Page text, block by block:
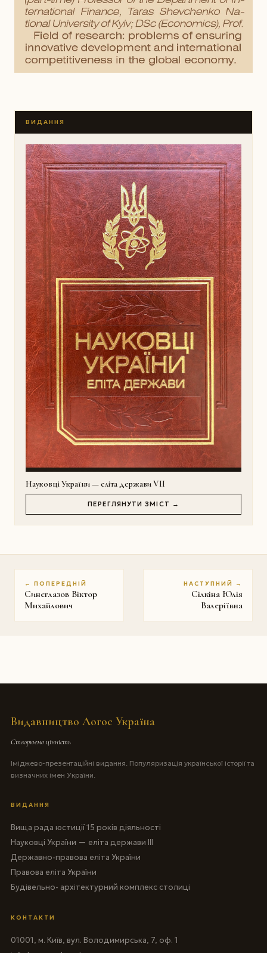
ВИДАННЯ
Науковці України — еліта держави VII
ПЕРЕГЛЯНУТИ ЗМІСТ →
← ПОПЕРЕДНІЙ
Синєглазов Віктор
Михайлович
НАСТУПНИЙ →
Сілкіна Юлія
Валеріївна
Видавництво Логос Україна
Створюємо цінність
Іміджево-презентаційні видання. Популяризація української історії та
визначних імен України.
ВИДАННЯ
Вища рада юстиції 15 років діяльності
Науковці України — еліта держави III
Державно-правова еліта України
Правова еліта України
Будівельно- архітектурний комплекс столиці
КОНТАКТИ
01001, м. Київ, вул. Володимирська, 7, оф. 1